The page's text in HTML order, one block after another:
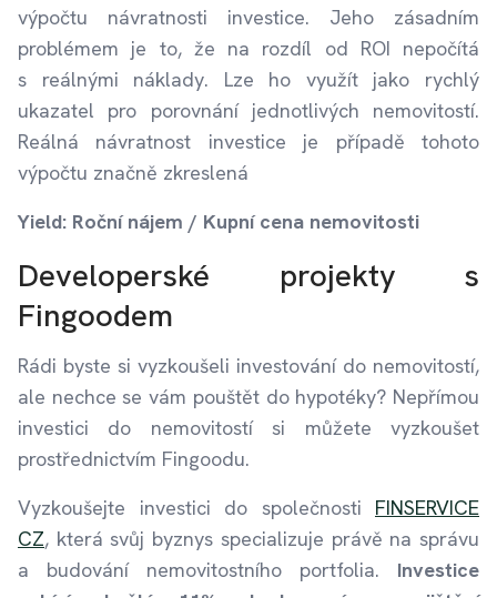
výpočtu návratnosti investice. Jeho zásadním
problémem je to, že na rozdíl od ROI nepočítá
s reálnými náklady. Lze ho využít jako rychlý
ukazatel pro porovnání jednotlivých nemovitostí.
Reálná návratnost investice je případě tohoto
výpočtu značně zkreslená
Yield: Roční nájem / Kupní cena nemovitosti
Developerské projekty s
Fingoodem
Rádi byste si vyzkoušeli investování do nemovitostí,
ale nechce se vám pouštět do hypotéky? Nepřímou
investici do nemovitostí si můžete vyzkoušet
prostřednictvím Fingoodu.
Vyzkoušejte investici do společnosti FINSERVICE
CZ, která svůj byznys specializuje právě na správu
a budování nemovitostního portfolia. Investice